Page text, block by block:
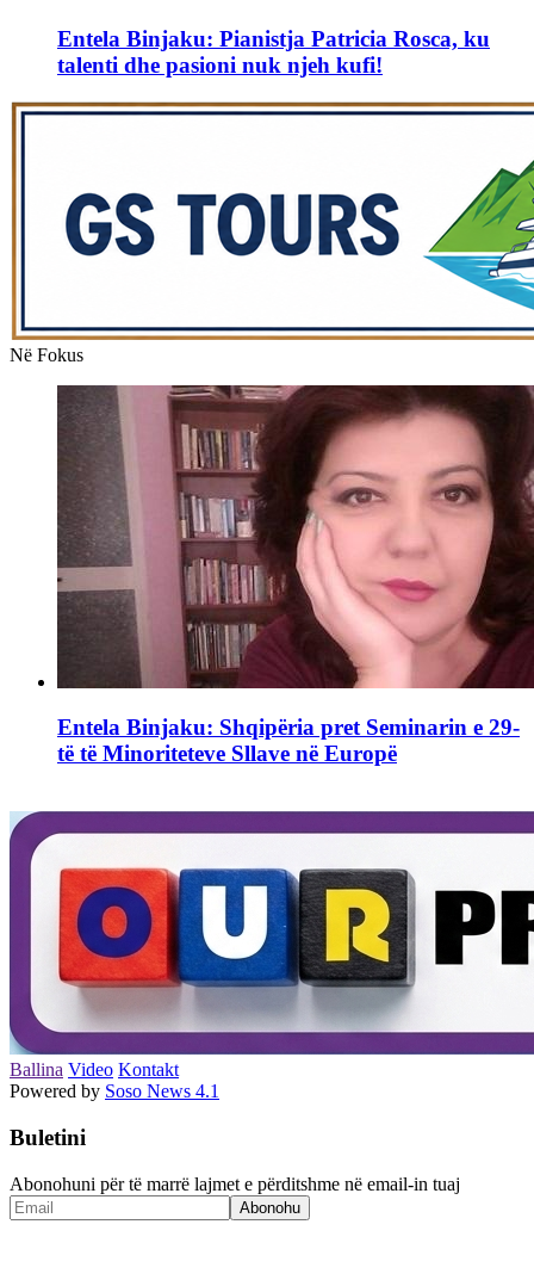
Entela Binjaku: Pianistja Patricia Rosca, ku
talenti dhe pasioni nuk njeh kufi!
Në Fokus
Entela Binjaku: Shqipëria pret Seminarin e 29-
të të Minoriteteve Sllave në Europë
Ballina Video Kontakt
Powered by Soso News 4.1
Buletini
Abonohuni për të marrë lajmet e përditshme në email-in tuaj
Abonohu